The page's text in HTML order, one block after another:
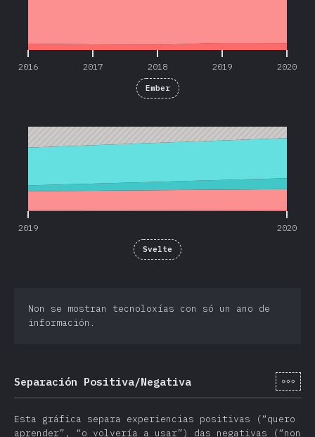
2016 2017 2018 2019 2020
Ember
2019 2020
Svelte
Non se mostran tecnoloxías con só un ano de
información.
Separación Positiva/Negativa [gl-
Esta gráfica separa experiencias positivas (“quero
aprender”, “o volvería a usar”) das negativas (“non